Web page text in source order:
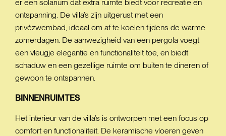
er een solarium dat extra ruimte biedt voor recreatie en
ontspanning. De villa’s zijn uitgerust met een
privézwembad, ideaal om af te koelen tijdens de warme
zomerdagen. De aanwezigheid van een pergola voegt
een vleugje elegantie en functionaliteit toe, en biedt
schaduw en een gezellige ruimte om buiten te dineren of
gewoon te ontspannen.
BINNENRUIMTES
Het interieur van de villa’s is ontworpen met een focus op
comfort en functionaliteit. De keramische vloeren geven